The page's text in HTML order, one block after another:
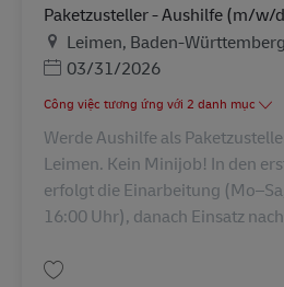
Paketzusteller - Aushilfe (m/w/
Địa điểm
Leimen, Baden-
Posted Date
03/31/2026
Công việc tương ứng với 2 danh mục
Werde Aushilfe als
Leimen. Kein Minijob! In den
erfolgt die Einarbeitung
16:00 Uhr), danach Einsatz